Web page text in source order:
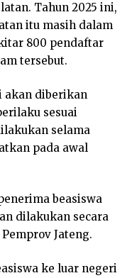
Tahun 2025 ini,
itu masih dalam
800 pendaftar
tersebut.
akan diberikan
sesuai
selama
pada awal
beasiswa
dilakukan secara
Jateng.
ke luar negeri